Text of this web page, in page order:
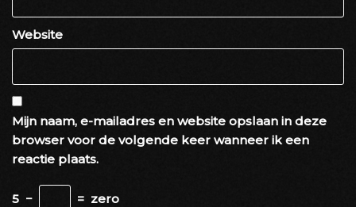
Website
Mijn naam, e-mailadres en website opslaan in deze
browser voor de volgende keer wanneer ik een
reactie plaats.
5 − = zero